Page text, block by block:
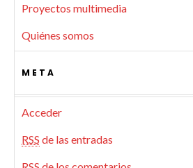
Proyectos multimedia
Quiénes somos
META
Acceder
RSS de las entradas